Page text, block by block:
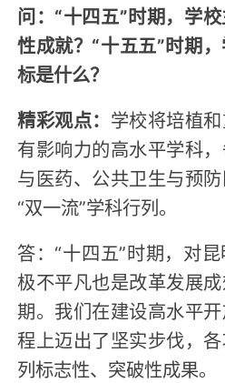
问：“十四五”时期，学
性成就？“十五五”时期
标是什么？
精彩观点： 学校将培植
有影响力的高水平学科
与医药、公共卫生与预
“双一流”学科行列。
答：“十四五”时期，对
极不平凡也是改革发展
期。我们在建设高水平
程上迈出了坚实步伐，
列标志性、突破性成果。